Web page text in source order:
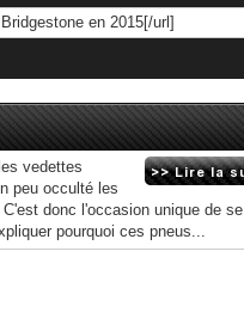
vedettes
peu occulté les
donc l'occasion unique de se
pourquoi ces pneus...